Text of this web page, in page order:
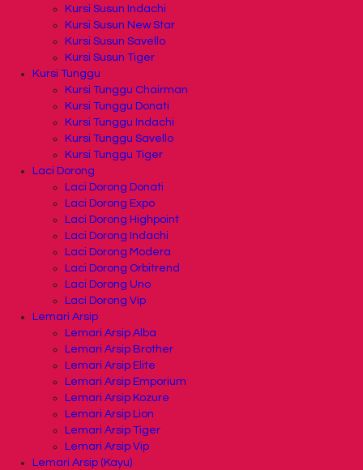
Kursi Susun Indachi
Kursi Susun New Star
Kursi Susun Savello
Kursi Susun Tiger
Kursi Tunggu
Kursi Tunggu Chairman
Kursi Tunggu Donati
Kursi Tunggu Indachi
Kursi Tunggu Savello
Kursi Tunggu Tiger
Laci Dorong
Laci Dorong Donati
Laci Dorong Expo
Laci Dorong Highpoint
Laci Dorong Indachi
Laci Dorong Modera
Laci Dorong Orbitrend
Laci Dorong Uno
Laci Dorong Vip
Lemari Arsip
Lemari Arsip Alba
Lemari Arsip Brother
Lemari Arsip Elite
Lemari Arsip Emporium
Lemari Arsip Kozure
Lemari Arsip Lion
Lemari Arsip Tiger
Lemari Arsip Vip
Lemari Arsip (Kayu)